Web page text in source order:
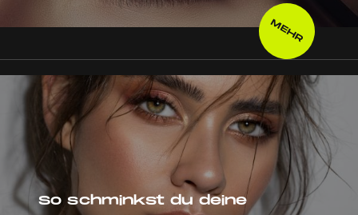
MEHR
So schminkst du deine